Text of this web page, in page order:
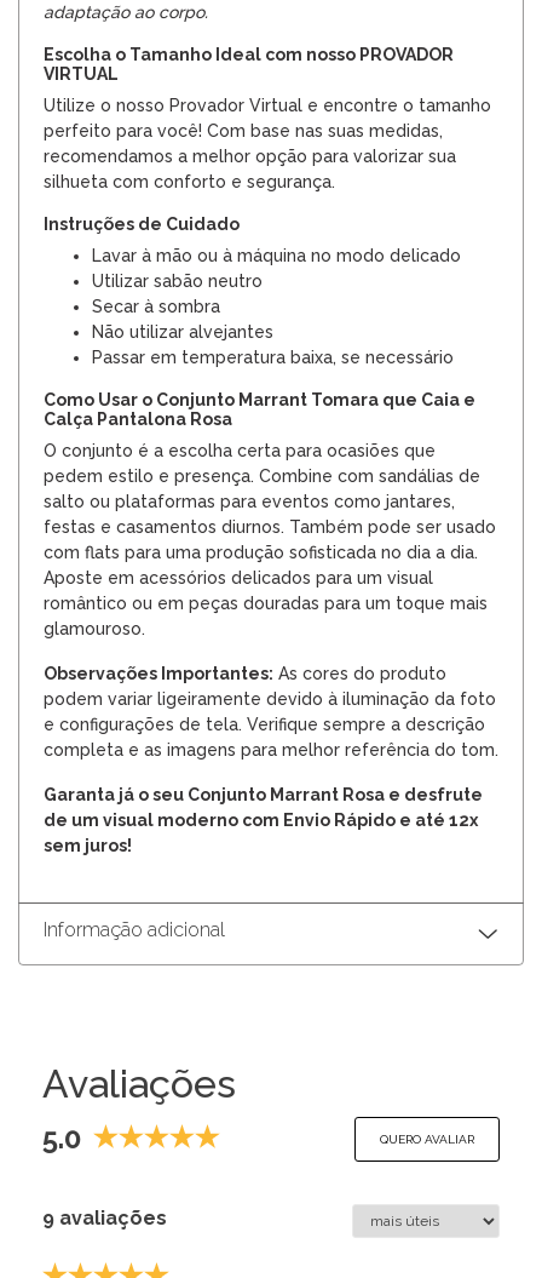
adaptação ao corpo.
Escolha o Tamanho Ideal com nosso PROVADOR
VIRTUAL
Utilize o nosso Provador Virtual e encontre o tamanho
perfeito para você! Com base nas suas medidas,
recomendamos a melhor opção para valorizar sua
silhueta com conforto e segurança.
Instruções de Cuidado
Lavar à mão ou à máquina no modo delicado
Utilizar sabão neutro
Secar à sombra
Não utilizar alvejantes
Passar em temperatura baixa, se necessário
Como Usar o Conjunto Marrant Tomara que Caia e
Calça Pantalona Rosa
O conjunto é a escolha certa para ocasiões que
pedem estilo e presença. Combine com sandálias de
salto ou plataformas para eventos como jantares,
festas e casamentos diurnos. Também pode ser usado
com flats para uma produção sofisticada no dia a dia.
Aposte em acessórios delicados para um visual
romântico ou em peças douradas para um toque mais
glamouroso.
Observações Importantes: As cores do produto
podem variar ligeiramente devido à iluminação da foto
e configurações de tela. Verifique sempre a descrição
completa e as imagens para melhor referência do tom.
Garanta já o seu Conjunto Marrant Rosa e desfrute
de um visual moderno com Envio Rápido e até 12x
sem juros!
Informação adicional
Avaliações
5.0 QUERO AVALIAR
9 avaliações